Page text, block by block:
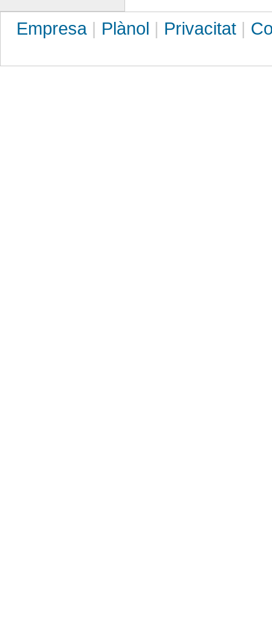
Empresa| Plànol | Privacitat |